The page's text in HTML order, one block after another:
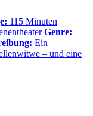
115 Minuten
Genre:
Ein
– und eine